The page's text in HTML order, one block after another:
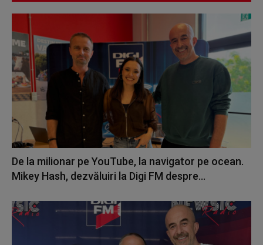
De la milionar pe YouTube, la navigator pe ocean.
Mikey Hash, dezvăluiri la Digi FM despre...